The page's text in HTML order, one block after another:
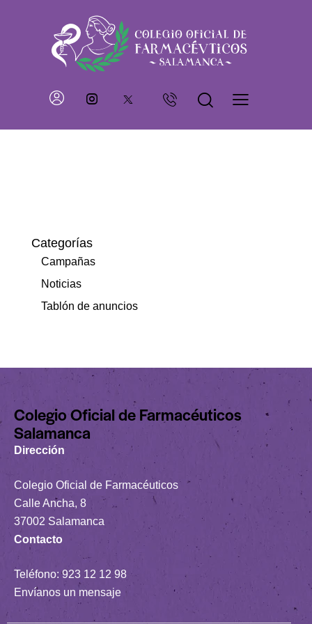
Categorías
Campañas
Noticias
Tablón de anuncios
Colegio Oficial de Farmacéuticos
Salamanca
Dirección
Colegio Oficial de Farmacéuticos
Calle Ancha, 8
37002 Salamanca
Contacto
Teléfono:923 12 12 98
Envíanos un mensaje